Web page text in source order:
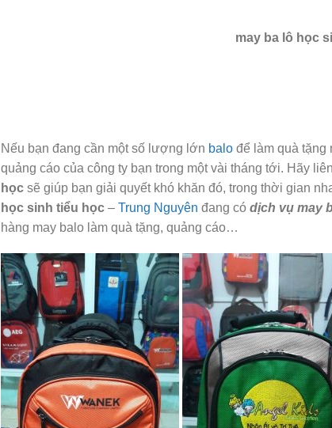
may ba lô học
Nếu bạn đang cần một số lượng lớn balođể làm quà tặng
quảng cáo của công ty bạn trong một vài tháng tới. Hãy
họcsẽ giúp bạn giải quyết khó khăn đó, trong thời gian
học sinh tiểu học – Trung Nguyên đang có dịch vụ may
hàng may balo làm quà tặng, quảng cáo…